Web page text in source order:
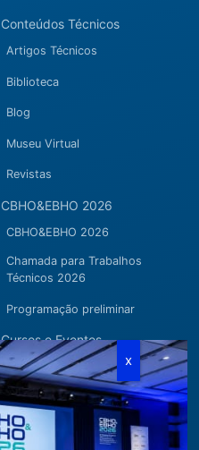
Conteúdos Técnicos
Artigos Técnicos
Biblioteca
Blog
Museu Virtual
Revistas
CBHO&EBHO 2026
CBHO&EBHO 2026
Chamada para Trabalhos
Técnicos 2026
Programação preliminar
Cursos e Eventos
CBHO&EBHO2026
Cursos Modulares
Eventos Apoiados